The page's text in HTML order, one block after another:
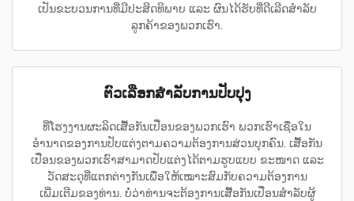
ເປັນຂະບວນການທີ່ມີປະສິດທິພາບ ແລະ ຜົນໄດ້ຮັບທີ່ດີເລີດສຳລັບ
ລູກຄ້າຂອງພວກເຮົາ.
ຕົວເລືອກສໍາລັບການປັບປຸງ
ທີ່ໂຮງງານຜະລິດເສື້ອກັນເປື່ອນຂອງພວກເຮົາ ພວກເຮົາເຊື່ອໃນ
ອຳນາດຂອງການປັບແຕ່ງຕາມຄວາມຕ້ອງການສ່ວນບຸກຄົນ. ເສື້ອກັນ
ເປື່ອນຂອງພວກເຮົາສາມາດປັບແຕ່ງໄດ້ຕາມຮູບແບບ ຂະໜາດ ແລະ
ວັດສະດຸທີ່ແຕກຕ່າງກັນເພື່ອໃຫ້ເໝາະສົມກັບຄວາມຕ້ອງການ
ເພີ່ມເຕີມຂອງທ່ານ. ບໍ່ວ່າທ່ານຈະຕ້ອງການເສື້ອກັນເປື່ອນສຳລັບຜູ້